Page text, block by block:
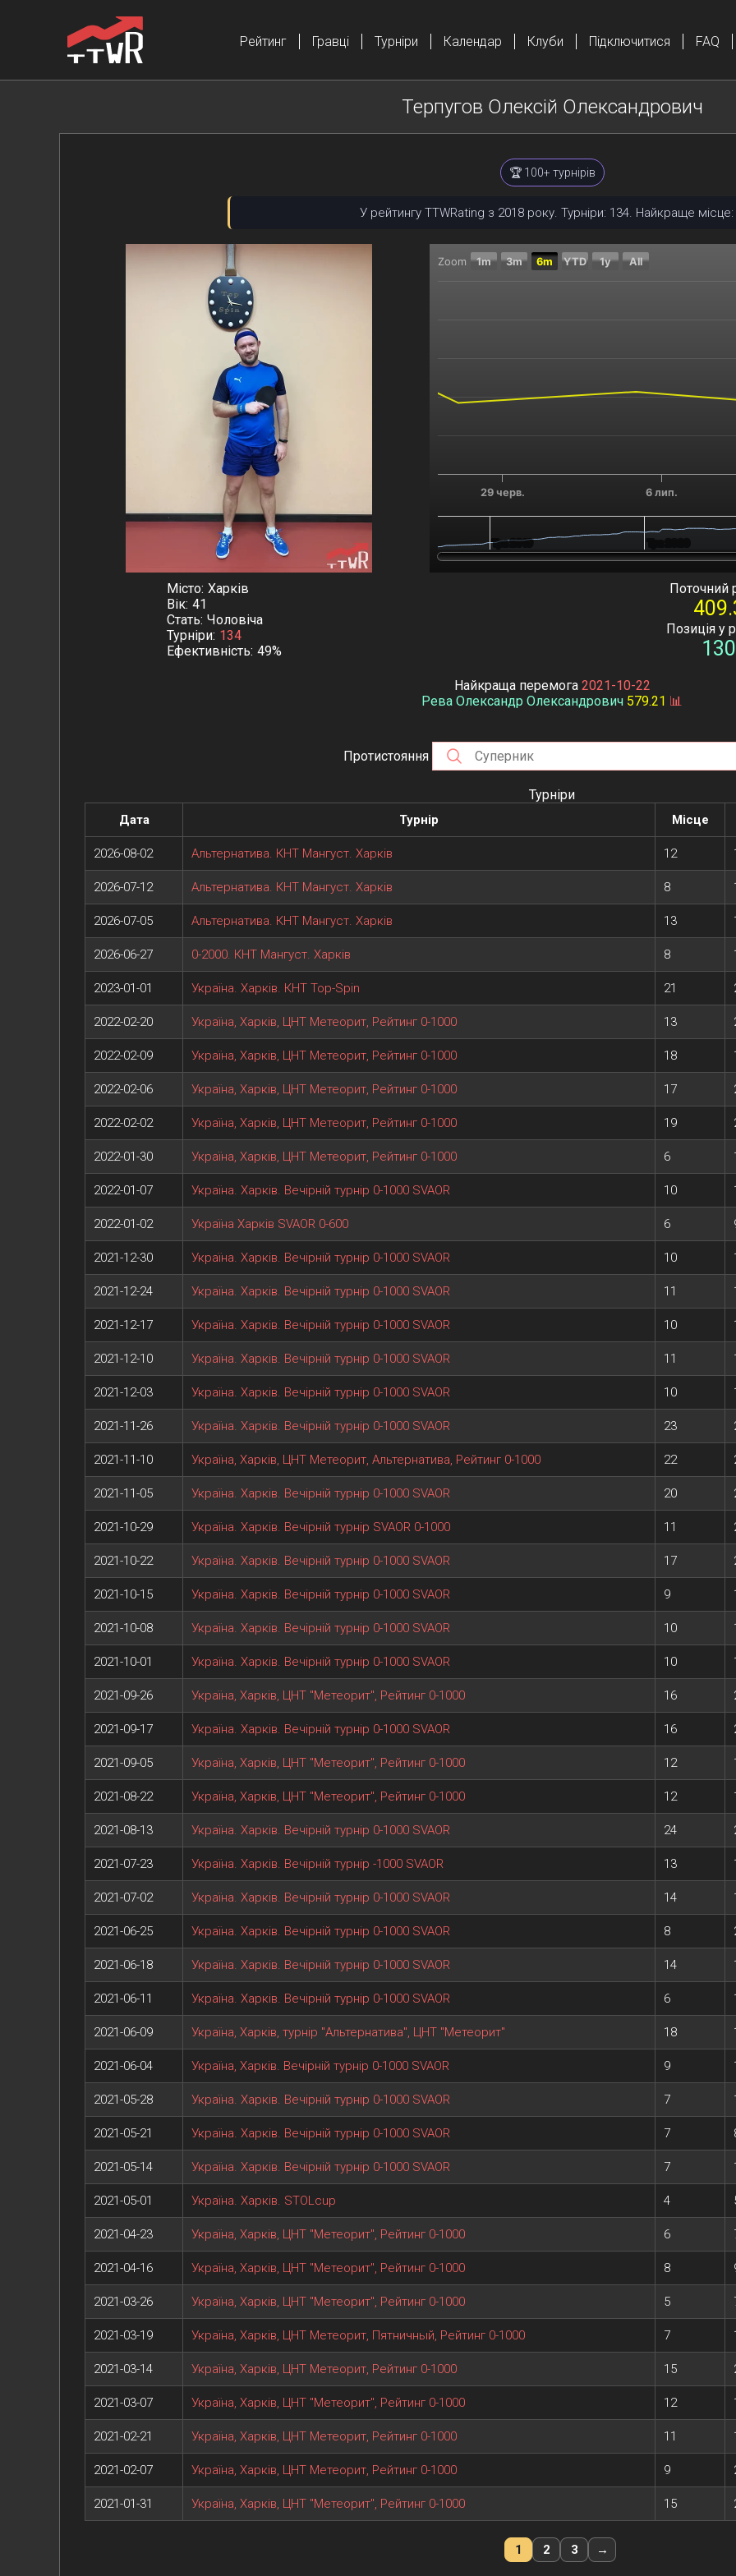
Рейтинг Гравці Турніри Календар Клуби Підключитися FAQ
Терпугов Олексій Олександрович
🏆 100+ турнірів
У рейтингу TTWRating з 2018 року. Турніри: 134. Найкраще місце:
Chart
Zoom 1m 3m 6m YTD 1y All
29 черв. 6 лип.
Тра 2019
Тра 2019
Місто Харків
Вік 41
Стать Чоловіча
Турніри 134
Ефективність 49%
Поточний
Позиція у
Найкраща перемога 2021-10-22
Рева Олександр Олександрович 579.21 📊
Протистояння
Турніри
Дата Турнір Місце
2026-08-02 Альтернатива. КНТ Мангуст. Харків 12
2026-07-12 Альтернатива. КНТ Мангуст. Харків 8
2026-07-05 Альтернатива. КНТ Мангуст. Харків 13
2026-06-27 0-2000. КНТ Мангуст. Харків 8
2023-01-01 Україна. Харків. КНТ Top-Spin 21
2022-02-20 Україна, Харків, ЦНТ Метеорит, Рейтинг 0-1000 13
2022-02-09 Україна, Харків, ЦНТ Метеорит, Рейтинг 0-1000 18
2022-02-06 Україна, Харків, ЦНТ Метеорит, Рейтинг 0-1000 17
2022-02-02 Україна, Харків, ЦНТ Метеорит, Рейтинг 0-1000 19
2022-01-30 Україна, Харків, ЦНТ Метеорит, Рейтинг 0-1000 6
2022-01-07 Україна. Харків. Вечірній турнір 0-1000 SVAOR 10
2022-01-02 Україна Харків SVAOR 0-600 6
2021-12-30 Україна. Харків. Вечірній турнір 0-1000 SVAOR 10
2021-12-24 Україна. Харків. Вечірній турнір 0-1000 SVAOR 11
2021-12-17 Україна. Харків. Вечірній турнір 0-1000 SVAOR 10
2021-12-10 Україна. Харків. Вечірній турнір 0-1000 SVAOR 11
2021-12-03 Україна. Харків. Вечірній турнір 0-1000 SVAOR 10
2021-11-26 Україна. Харків. Вечірній турнір 0-1000 SVAOR 23
2021-11-10 Україна, Харків, ЦНТ Метеорит, Альтернатива, Рейтинг 0-1000 22
2021-11-05 Україна. Харків. Вечірній турнір 0-1000 SVAOR 20
2021-10-29 Україна. Харків. Вечірній турнір SVAOR 0-1000 11
2021-10-22 Україна. Харків. Вечірній турнір 0-1000 SVAOR 17
2021-10-15 Україна. Харків. Вечірній турнір 0-1000 SVAOR 9
2021-10-08 Україна. Харків. Вечірній турнір 0-1000 SVAOR 10
2021-10-01 Україна. Харків. Вечірній турнір 0-1000 SVAOR 10
2021-09-26 Україна, Харків, ЦНТ "Метеорит", Рейтинг 0-1000 16
2021-09-17 Україна. Харків. Вечірній турнір 0-1000 SVAOR 16
2021-09-05 Україна, Харків, ЦНТ "Метеорит", Рейтинг 0-1000 12
2021-08-22 Україна, Харків, ЦНТ "Метеорит", Рейтинг 0-1000 12
2021-08-13 Україна. Харків. Вечірній турнір 0-1000 SVAOR 24
2021-07-23 Україна. Харків. Вечірній турнір -1000 SVAOR 13
2021-07-02 Україна. Харків. Вечірній турнір 0-1000 SVAOR 14
2021-06-25 Україна. Харків. Вечірній турнір 0-1000 SVAOR 8
2021-06-18 Україна. Харків. Вечірній турнір 0-1000 SVAOR 14
2021-06-11 Україна. Харків. Вечірній турнір 0-1000 SVAOR 6
2021-06-09 Україна, Харків, турнір "Альтернатива", ЦНТ "Метеорит" 18
2021-06-04 Україна, Харків. Вечірній турнір 0-1000 SVAOR 9
2021-05-28 Україна. Харків. Вечірній турнір 0-1000 SVAOR 7
2021-05-21 Україна. Харків. Вечірній турнір 0-1000 SVAOR 7
2021-05-14 Україна. Харків. Вечірній турнір 0-1000 SVAOR 7
2021-05-01 Україна. Харків. STOLcup 4
2021-04-23 Україна, Харків, ЦНТ "Метеорит", Рейтинг 0-1000 6
2021-04-16 Україна, Харків, ЦНТ "Метеорит", Рейтинг 0-1000 8
2021-03-26 Україна, Харків, ЦНТ "Метеорит", Рейтинг 0-1000 5
2021-03-19 Україна, Харків, ЦНТ Метеорит, Пятничный, Рейтинг 0-1000 7
2021-03-14 Україна, Харків, ЦНТ Метеорит, Рейтинг 0-1000 15
2021-03-07 Україна, Харків, ЦНТ "Метеорит", Рейтинг 0-1000 12
2021-02-21 Україна, Харків, ЦНТ Метеорит, Рейтинг 0-1000 11
2021-02-07 Україна, Харків, ЦНТ Метеорит, Рейтинг 0-1000 9
2021-01-31 Україна, Харків, ЦНТ "Метеорит", Рейтинг 0-1000 15
1 2 3 →